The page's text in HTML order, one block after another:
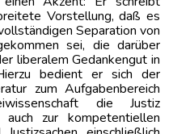
Vorstellung, daß es
Separation von
sei, die darüber
liberalem Gedankengut in
bedient er sich der
zum Aufgabenbereich
die Justiz
auch zur kompetentiellen